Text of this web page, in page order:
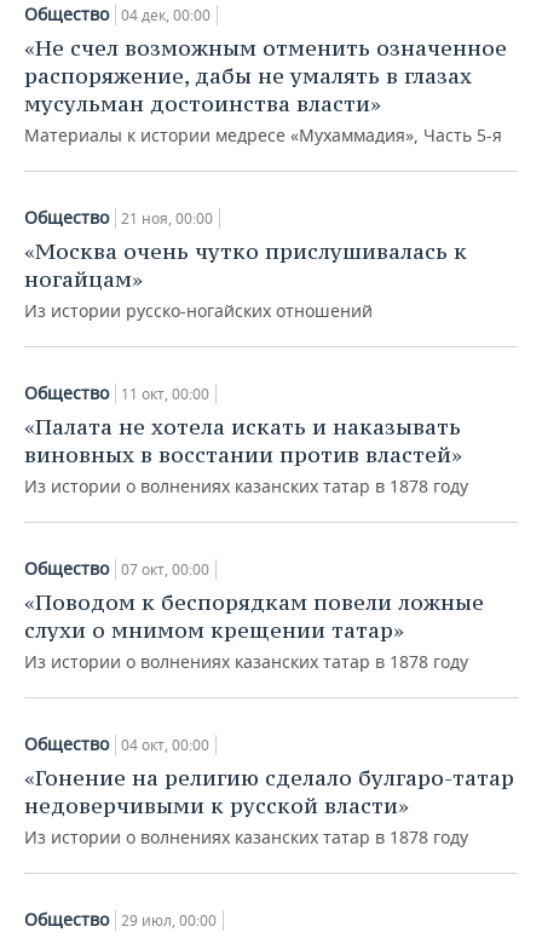
Общество 04 дек, 00:00
«Не счел возможным отменить означенное
распоряжение, дабы не умалять в глазах
мусульман достоинства власти»
Материалы к истории медресе «Мухаммадия», Часть 5-я
Общество 21 ноя, 00:00
«Москва очень чутко прислушивалась к
ногайцам»
Из истории русско-ногайских отношений
Общество 11 окт, 00:00
«Палата не хотела искать и наказывать
виновных в восстании против властей»
Из истории о волнениях казанских татар в 1878 году
Общество 07 окт, 00:00
«Поводом к беспорядкам повели ложные
слухи о мнимом крещении татар»
Из истории о волнениях казанских татар в 1878 году
Общество 04 окт, 00:00
«Гонение на религию сделало булгаро-татар
недоверчивыми к русской власти»
Из истории о волнениях казанских татар в 1878 году
Общество 29 июл, 00:00